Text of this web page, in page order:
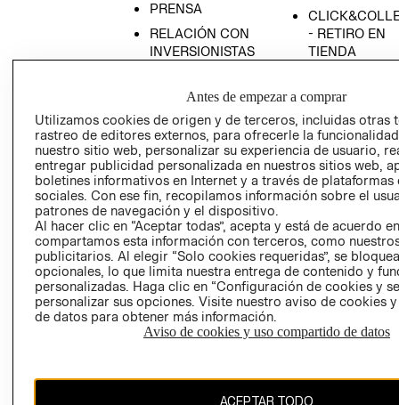
PRENSA
RELACIÓN CON
INVERSIONISTAS
EMPRESARIAL
- RETIRO EN
TIENDA
CONDICIONES
AVISO DE
PRIVACIDAD
GIFT CARD
AVISO DE
COOKIES
Uruguay ($U)
Antes de empezar a comprar
Utilizamos cookies de origen y de terceros, incluidas otras
rastreo de editores externos, para ofrecerle la
nuestro sitio web, personalizar su experiencia de usuario,
entregar publicidad personalizada en nuestros sitios web,
boletines informativos en Internet y a través de plataformas
sociales. Con ese fin, recopilamos información sobre el
patrones de navegación y el dispositivo.
Al hacer clic en “Aceptar todas”, acepta y está de acuerdo
compartamos esta información con terceros, como
publicitarios. Al elegir “Solo cookies requeridas”, se
opcionales, lo que limita nuestra entrega de contenido y
personalizadas. Haga clic en “Configuración de cookies y
personalizar sus opciones. Visite nuestro aviso de cookies
de datos para obtener más información.
Aviso de cookies y uso compartido de datos
ACEPTAR TODO